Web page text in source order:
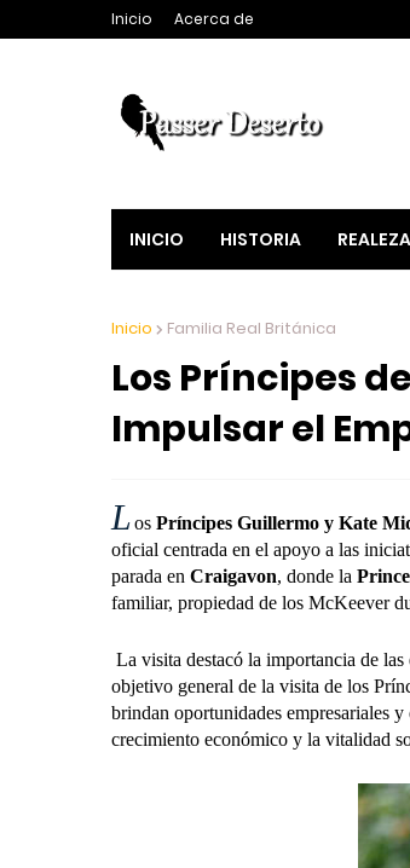
Inicio Acerca de
INICIO HISTORIA REALEZA
Inicio Familia Real Británica
Los Príncipes
Impulsar el
Los Príncipes Guillermo y Kate
oficial centrada en el apoyo a las
parada en Craigavon, donde la
familiar, propiedad de los McKeever
La visita destacó la importancia de
objetivo general de la visita de los
brindan oportunidades empresariales
crecimiento económico y la vitalidad